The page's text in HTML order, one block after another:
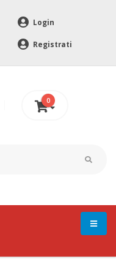
Login
Registrati
0